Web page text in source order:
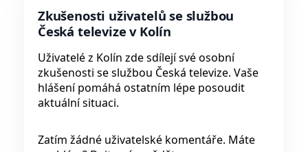
Zkušenosti uživatelů se službou
Česká televize v Kolín
Uživatelé z Kolín zde sdílejí své osobní
zkušenosti se službou Česká televize. Vaše
hlášení pomáhá ostatním lépe posoudit
aktuální situaci.
Zatím žádné uživatelské komentáře. Máte